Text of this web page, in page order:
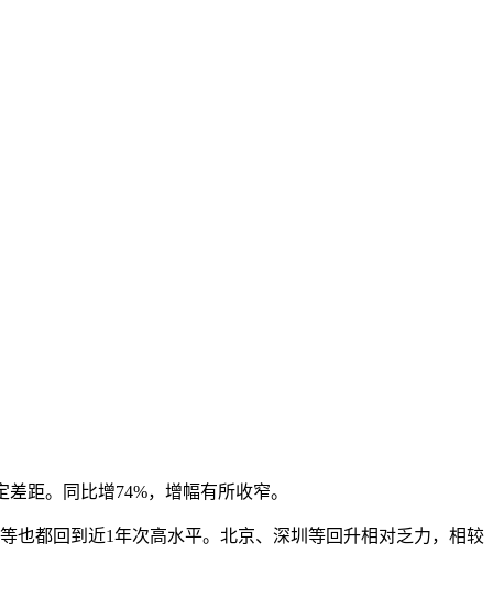
距。同比增74%，增幅有所收窄。
都回到近1年次高水平。北京、深圳等回升相对乏力，相较